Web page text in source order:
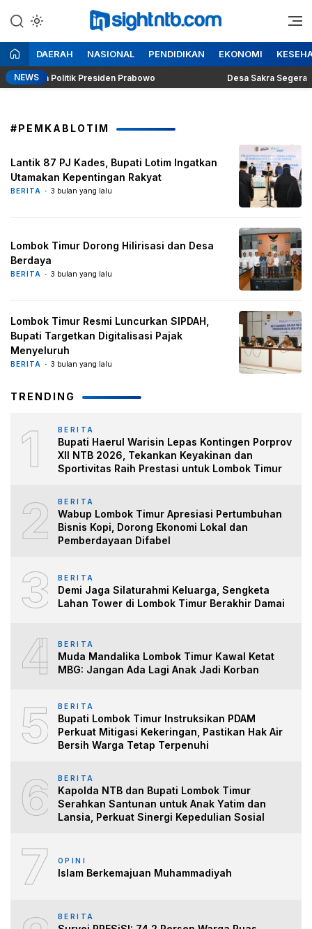
ke
konten
Insight NTB
Berita Seputar NTB
DAERAH NASIONAL PENDIDIKAN EKONOMI
NEWSPolitik Presiden Prabowo Desa Sakra Segera
#PEMKABLOTIM
Lantik 87 PJ Kades, Bupati Lotim Ingatkan
Utamakan Kepentingan Rakyat
BERITA 3 bulan yang lalu
Lombok Timur Dorong Hilirisasi dan Desa
Berdaya
BERITA 3 bulan yang lalu
Lombok Timur Resmi Luncurkan SIPDAH,
Bupati Targetkan Digitalisasi Pajak
Menyeluruh
BERITA 3 bulan yang lalu
TRENDING
1 BERITA
Bupati Haerul Warisin Lepas Kontingen Porprov
XII NTB 2026, Tekankan Keyakinan dan
Sportivitas Raih Prestasi untuk Lombok Timur
2 BERITA
Wabup Lombok Timur Apresiasi Pertumbuhan
Bisnis Kopi, Dorong Ekonomi Lokal dan
Pemberdayaan Difabel
3 BERITA
Demi Jaga Silaturahmi Keluarga, Sengketa
Lahan Tower di Lombok Timur Berakhir Damai
4 BERITA
Muda Mandalika Lombok Timur Kawal Ketat
MBG: Jangan Ada Lagi Anak Jadi Korban
5 BERITA
Bupati Lombok Timur Instruksikan PDAM
Perkuat Mitigasi Kekeringan, Pastikan Hak Air
Bersih Warga Tetap Terpenuhi
6 BERITA
Kapolda NTB dan Bupati Lombok Timur
Serahkan Santunan untuk Anak Yatim dan
Lansia, Perkuat Sinergi Kepedulian Sosial
7 OPINI
Islam Berkemajuan Muhammadiyah
BERITA